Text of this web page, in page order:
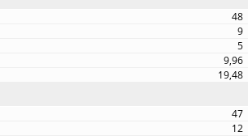
48
9
5
9,96
19,48
47
12